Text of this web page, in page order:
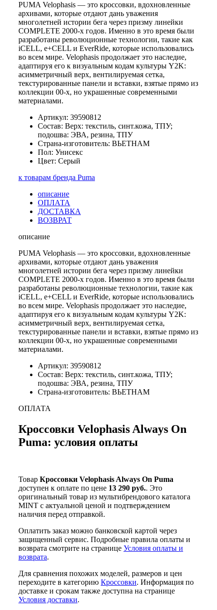
PUMA Velophasis — это кроссовки, вдохновленные
архивами, которые отдают дань уважения
многолетней истории бега через призму линейки
COMPLETE 2000-х годов. Именно в это время были
разработаны революционные технологии, такие как
iCELL, e+CELL и EverRide, которые использовались
во всем мире. Velophasis продолжает это наследие,
адаптируя его к визуальным кодам культуры Y2K:
асимметричный верх, вентилируемая сетка,
текстурированные панели и вставки, взятые прямо из
коллекции 00-х, но украшенные современными
материалами.
Артикул: 39590812
Состав: Верх: текстиль, синт.кожа, ТПУ;
подошва: ЭВА, резина, ТПУ
Страна-изготовитель: ВЬЕТНАМ
Пол: Унисекс
Цвет: Серый
к товарам бренда Puma
описание
ОПЛАТА
ДОСТАВКА
ВОЗВРАТ
описание
PUMA Velophasis — это кроссовки, вдохновленные
архивами, которые отдают дань уважения
многолетней истории бега через призму линейки
COMPLETE 2000-х годов. Именно в это время были
разработаны революционные технологии, такие как
iCELL, e+CELL и EverRide, которые использовались
во всем мире. Velophasis продолжает это наследие,
адаптируя его к визуальным кодам культуры Y2K:
асимметричный верх, вентилируемая сетка,
текстурированные панели и вставки, взятые прямо из
коллекции 00-х, но украшенные современными
материалами.
Артикул: 39590812
Состав: Верх: текстиль, синт.кожа, ТПУ;
подошва: ЭВА, резина, ТПУ
Страна-изготовитель: ВЬЕТНАМ
ОПЛАТА
Кроссовки Velophasis Always On
Puma: условия оплаты
Товар Кроссовки Velophasis Always On Puma
доступен к оплате по цене 13 290 руб.. Это
оригинальный товар из мультибрендового каталога
MINT с актуальной ценой и подтверждением
наличия перед отправкой.
Оплатить заказ можно банковской картой через
защищенный сервис. Подробные правила оплаты и
возврата смотрите на странице Условия оплаты и
возврата.
Для сравнения похожих моделей, размеров и цен
переходите в категорию Кроссовки. Информация по
доставке и срокам также доступна на странице
Условия доставки.